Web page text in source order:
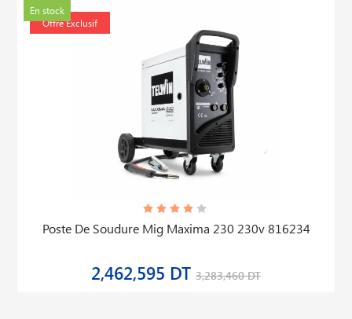
En stock
Offre Exclusif
Poste De Soudure Mig Maxima 230 230v 816234
2,462,595 DT 3,283,460 DT